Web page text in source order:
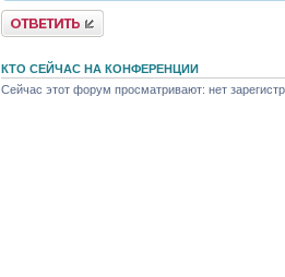
Ответить
КТО СЕЙЧАС НА КОНФЕРЕНЦИИ
Сейчас этот форум просматривают: нет